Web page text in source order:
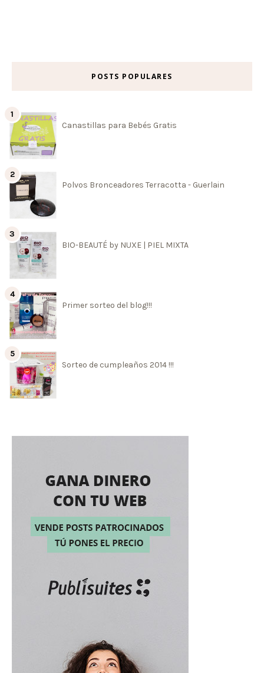
POSTS POPULARES
Canastillas para Bebés Gratis
Polvos Bronceadores Terracotta - Guerlain
BIO-BEAUTÉ by NUXE | PIEL MIXTA
Primer sorteo del blog!!!
Sorteo de cumpleaños 2014 !!!